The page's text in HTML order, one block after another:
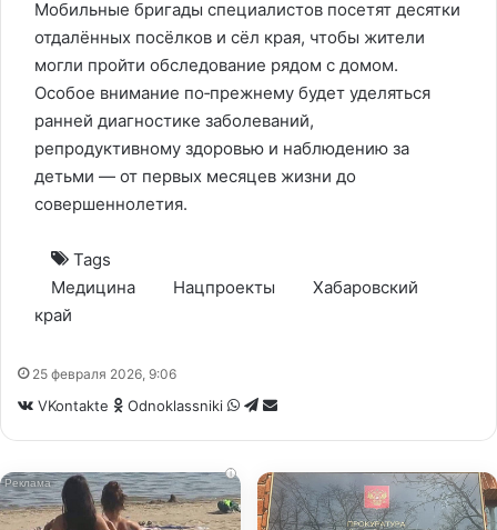
Мобильные бригады специалистов посетят десятки
отдалённых посёлков и сёл края, чтобы жители
могли пройти обследование рядом с домом.
Особое внимание по‑прежнему будет уделяться
ранней диагностике заболеваний,
репродуктивному здоровью и наблюдению за
детьми — от первых месяцев жизни до
совершеннолетия.
Tags
Медицина
Нацпроекты
Хабаровский
край
25 февраля 2026, 9:06
VKontakte Odnoklassniki WhatsApp
Telegram
Share
i